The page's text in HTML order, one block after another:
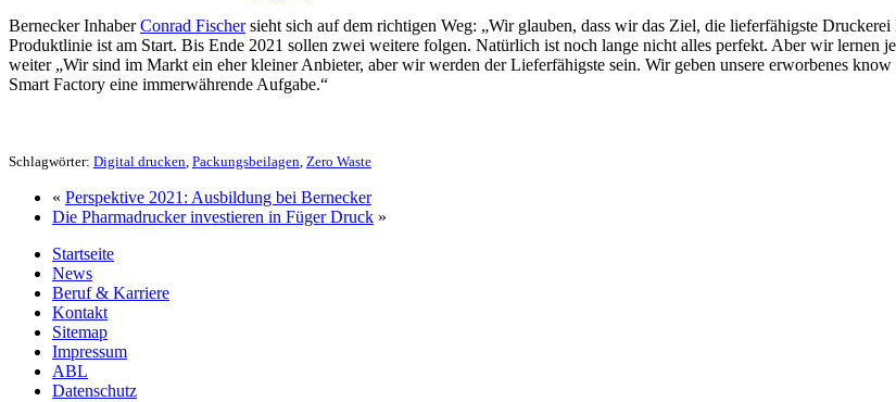
Bernecker InhaberConrad Fischersieht sich auf dem richtigen Weg: „Wir glauben, dass wir das Ziel, die lieferfähigste
Produktlinie ist am Start. Bis Ende 2021 sollen zwei weitere folgen. Natürlich ist noch lange nicht alles perfekt. Aber wir lernen
weiter „Wir sind im Markt ein eher kleiner Anbieter, aber wir werden der Lieferfähigste sein. Wir geben unsere erworbenes
Smart Factory eine immerwährende Aufgabe.“
Schlagwörter: Digital drucken, Packungsbeilagen, Zero Waste
« Perspektive 2021: Ausbildung bei Bernecker
Die Pharmadrucker investieren in Füger Druck »
Startseite
News
Beruf & Karriere
Kontakt
Sitemap
Impressum
ABL
Datenschutz